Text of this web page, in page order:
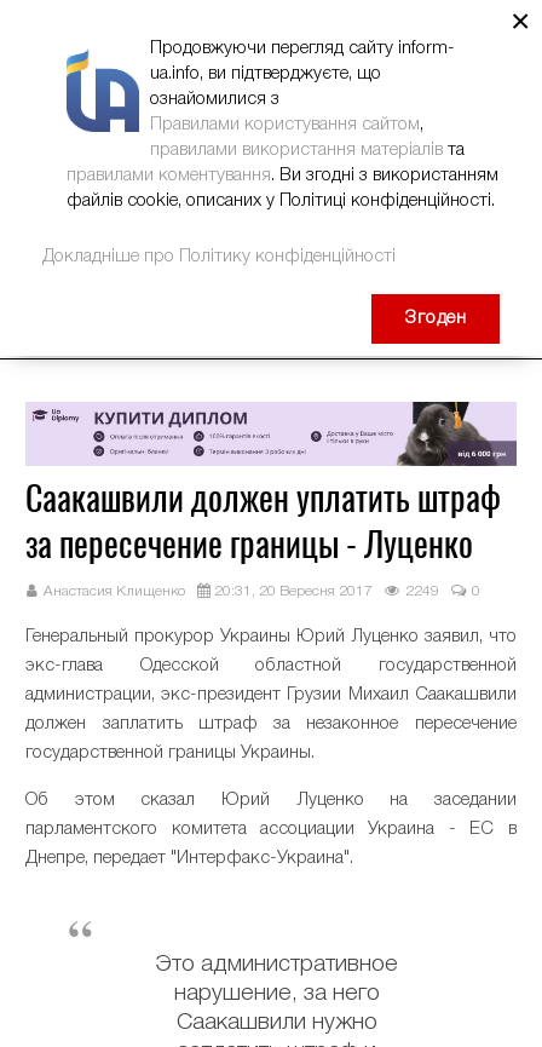
Саакашвили должен уплатить штраф
за пересечение границы - Луценко
Анастасия Клищенко 20:31, 20 Вересня 2017 2249 0
Генеральный прокурор Украины Юрий Луценко заявил, что
экс-глава Одесской областной государственной
администрации, экс-президент Грузии Михаил Саакашвили
должен заплатить штраф за незаконное пересечение
государственной границы Украины.
Об этом сказал Юрий Луценко на заседании
парламентского комитета ассоциации Украина - ЕС в
Днепре, передает "Интерфакс-Украина".
Это административное
нарушение, за него
Саакашвили нужно
×
Продовжуючи перегляд сайту inform-
ua.info, ви підтверджуєте, що
ознайомилися з
Правилами користування сайтом,
правилами використання матеріалів та
правилами коментування. Ви згодні з використанням
файлів cookie, описаних у Політиці конфіденційності.
Докладніше про Політику конфіденційності
Згоден